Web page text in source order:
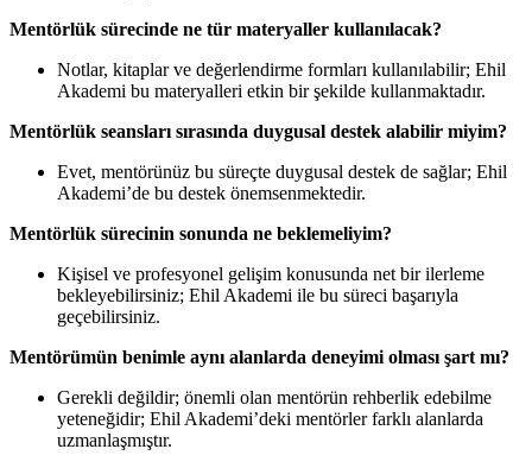
Mentörlük sürecinde ne tür materyaller kullanılacak?
Notlar, kitaplar ve değerlendirme formları kullanılabilir; Ehil
Akademi bu materyalleri etkin bir şekilde kullanmaktadır.
Mentörlük seansları sırasında duygusal destek alabilir miyim?
Evet, mentörünüz bu süreçte duygusal destek de sağlar; Ehil
Akademi’de bu destek önemsenmektedir.
Mentörlük sürecinin sonunda ne beklemeliyim?
Kişisel ve profesyonel gelişim konusunda net bir ilerleme
bekleyebilirsiniz; Ehil Akademi ile bu süreci başarıyla
geçebilirsiniz.
Mentörümün benimle aynı alanlarda deneyimi olması şart mı?
Gerekli değildir; önemli olan mentörün rehberlik edebilme
yeteneğidir; Ehil Akademi’deki mentörler farklı alanlarda
uzmanlaşmıştır.